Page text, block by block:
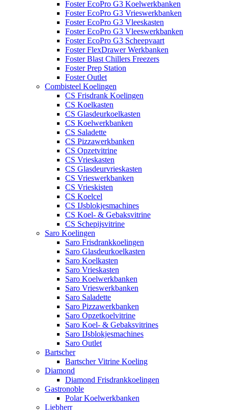
Foster EcoPro G3 Koelwerkbanken
Foster EcoPro G3 Vrieswerkbanken
Foster EcoPro G3 Vleeskasten
Foster EcoPro G3 Vleeswerkbanken
Foster EcoPro G3 Scheepvaart
Foster FlexDrawer Werkbanken
Foster Blast Chillers Freezers
Foster Prep Station
Foster Outlet
Combisteel Koelingen
CS Frisdrank Koelingen
CS Koelkasten
CS Glasdeurkoelkasten
CS Koelwerkbanken
CS Saladette
CS Pizzawerkbanken
CS Opzetvitrine
CS Vrieskasten
CS Glasdeurvrieskasten
CS Vrieswerkbanken
CS Vrieskisten
CS Koelcel
CS IJsblokjesmachines
CS Koel- & Gebaksvitrine
CS Schepijsvitrine
Saro Koelingen
Saro Frisdrankkoelingen
Saro Glasdeurkoelkasten
Saro Koelkasten
Saro Vrieskasten
Saro Koelwerkbanken
Saro Vrieswerkbanken
Saro Saladette
Saro Pizzawerkbanken
Saro Opzetkoelvitrine
Saro Koel- & Gebaksvitrines
Saro IJsblokjesmachines
Saro Outlet
Bartscher
Bartscher Vitrine Koeling
Diamond
Diamond Frisdrankkoelingen
Gastronoble
Polar Koelwerkbanken
Liebherr